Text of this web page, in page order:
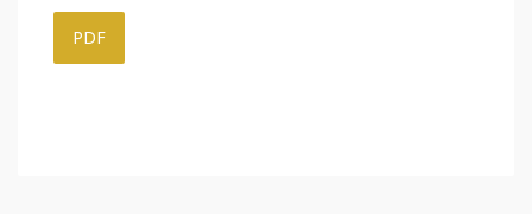
PDF